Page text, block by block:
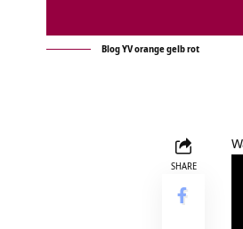
Blog YV orange gelb rot
SHARE